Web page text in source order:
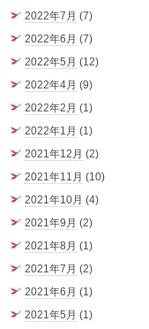
2022年7月 (7)
2022年6月 (7)
2022年5月 (12)
2022年4月 (9)
2022年2月 (1)
2022年1月 (1)
2021年12月 (2)
2021年11月 (10)
2021年10月 (4)
2021年9月 (2)
2021年8月 (1)
2021年7月 (2)
2021年6月 (1)
2021年5月 (1)